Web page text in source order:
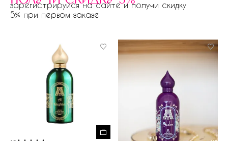
зарегистрируйся на сайте и получи скидку
5% при первом заказе